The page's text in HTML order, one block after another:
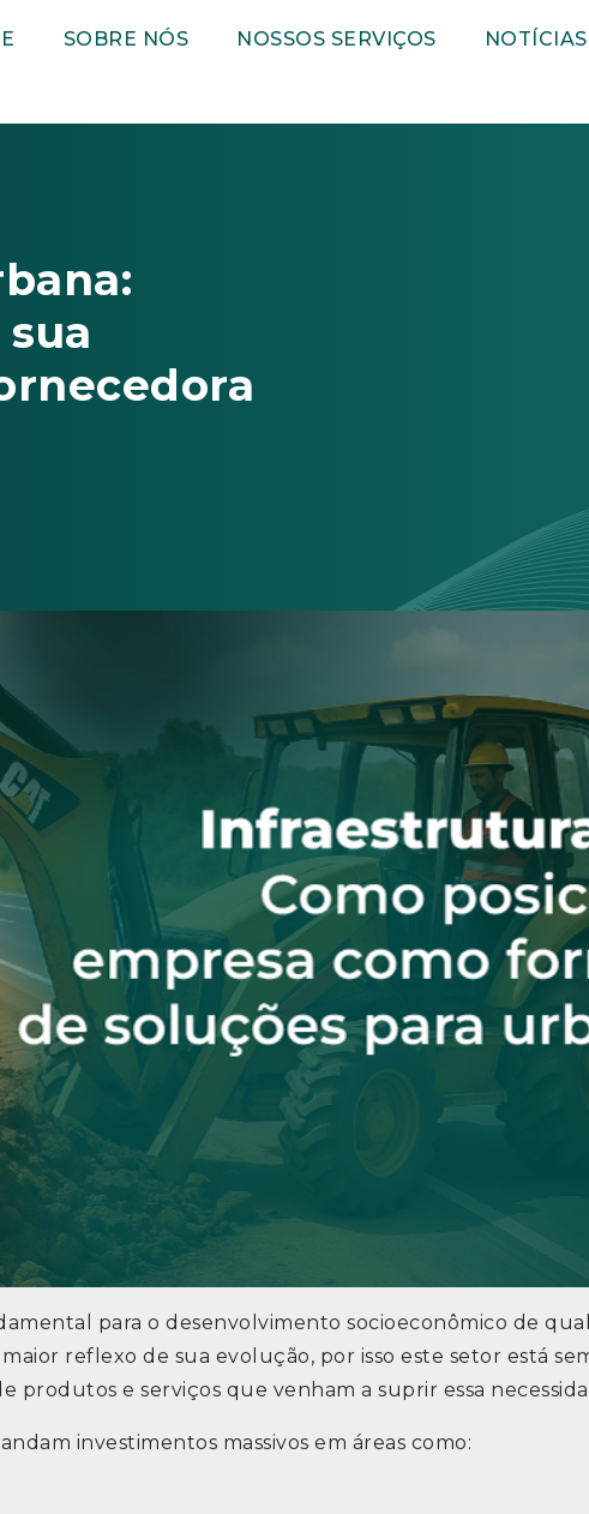
SOBRE NÓS NOSSOS SERVIÇOS NOTÍCIAS
para o desenvolvimento socioeconômico de
reflexo de sua evolução, por isso este setor está
produtos e serviços que venham a suprir essa
investimentos massivos em áreas como: